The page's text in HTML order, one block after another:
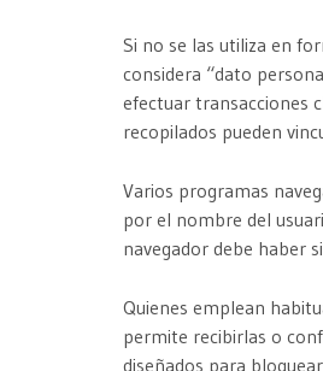
Si no se las utiliza en
considera “dato
efectuar transacciones
recopilados pueden
Varios programas
por el nombre del
navegador debe haber
Quienes emplean
permite recibirlas o
diseñados para